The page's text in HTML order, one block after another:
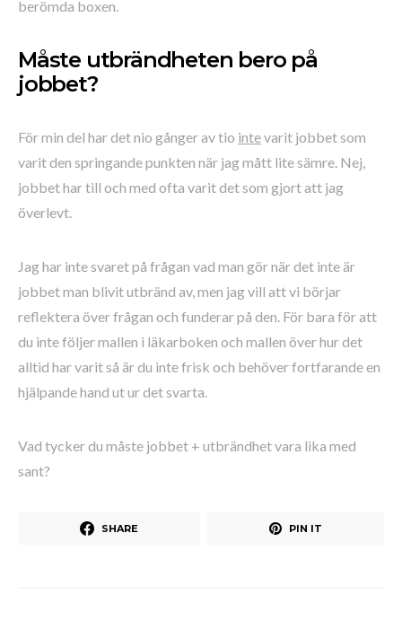
berömda boxen.
Måste utbrändheten bero på
jobbet?
För min del har det nio gånger av tio intevarit jobbet som
varit den springande punkten när jag mått lite sämre. Nej,
jobbet har till och med ofta varit det som gjort att jag
överlevt.
Jag har inte svaret på frågan vad man gör när det inte är
jobbet man blivit utbränd av, men jag vill att vi börjar
reflektera över frågan och funderar på den. För bara för att
du inte följer mallen i läkarboken och mallen över hur det
alltid har varit så är du inte frisk och behöver fortfarande en
hjälpande hand ut ur det svarta.
Vad tycker du måste jobbet + utbrändhet vara lika med
sant?
SHARE PIN IT